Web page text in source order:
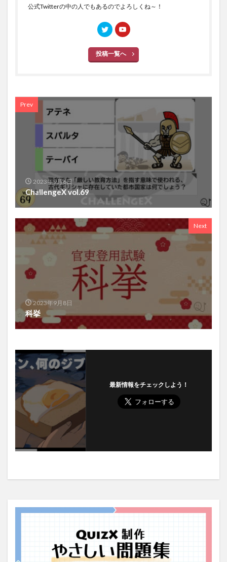
公式Twitterの中の人でもあるのでよろしくね～！
投稿一覧へ
Prev
2023年9月6日
ChallengeX vol.69
Next
2023年9月8日
科挙
最新情報をチェックしよう！